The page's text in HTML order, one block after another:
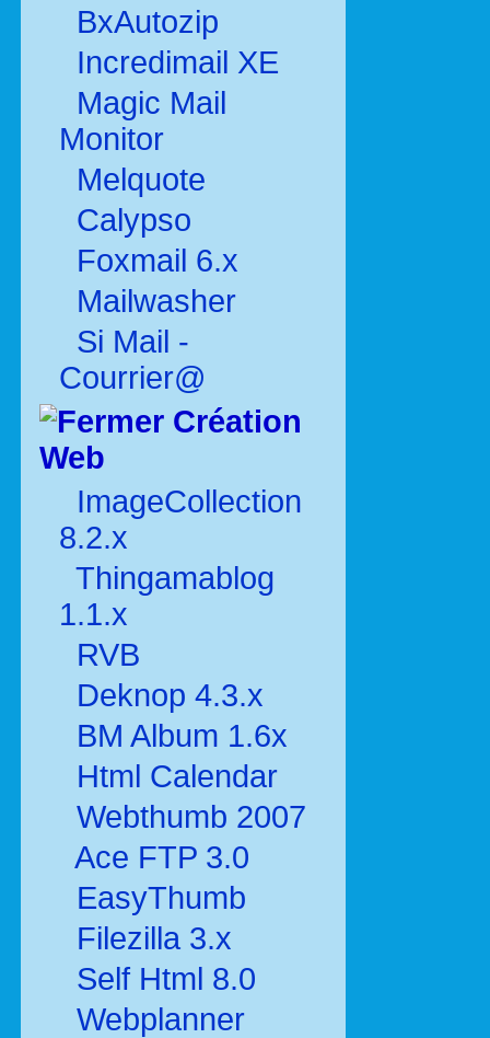
BxAutozip
Incredimail XE
Magic Mail
Monitor
Melquote
Calypso
Foxmail 6.x
Mailwasher
Si Mail -
Courrier@
Création
Web
ImageCollection
8.2.x
Thingamablog
1.1.x
RVB
Deknop 4.3.x
BM Album 1.6x
Html Calendar
Webthumb 2007
Ace FTP 3.0
EasyThumb
Filezilla 3.x
Self Html 8.0
Webplanner